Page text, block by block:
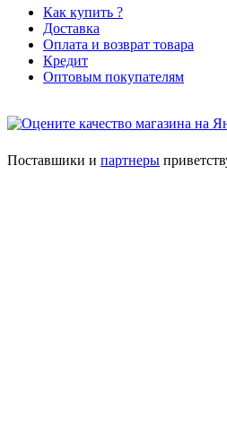
Как купить ?
Доставка
Оплата и возврат товара
Кредит
Оптовым покупателям
Поставшики и партнеры